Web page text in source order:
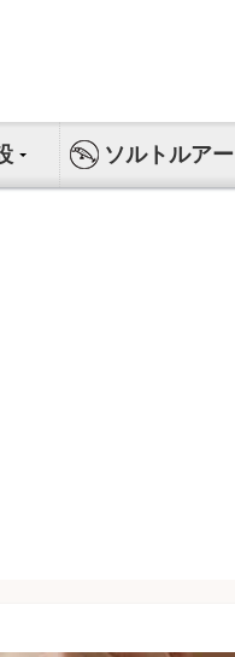
ソルトルアー